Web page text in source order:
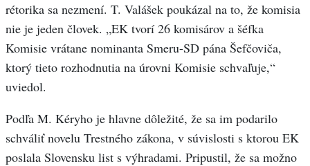
rétorika sa nezmení. T. Valášek poukázal na to, že komisia
nie je jeden človek. „EK tvorí 26 komisárov a šéfka
Komisie vrátane nominanta Smeru-SD pána Šefčoviča,
ktorý tieto rozhodnutia na úrovni Komisie schvaľuje,“
uviedol.
Podľa M. Kéryho je hlavne dôležité, že sa im podarilo
schváliť novelu Trestného zákona, v súvislosti s ktorou EK
poslala Slovensku list s výhradami. Pripustil, že sa možno